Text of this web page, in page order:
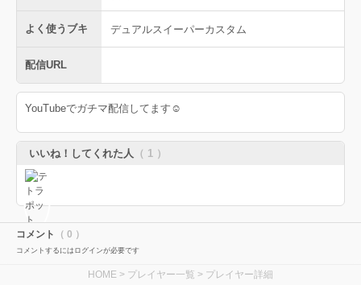
よく使うブキ デュアルスイーパーカスタム
配信URL
YouTubeでガチマ配信してます☺
いいね！してくれた人 （ 1 ）
コメント （ 0 ）
コメントするにはログインが必要です
HOME > プレイヤー一覧 > プレイヤー詳細